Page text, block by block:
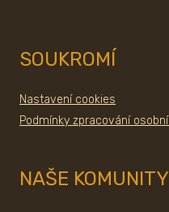
SOUKROMÍ
Nastavení cookies
Podmínky zpracování
NAŠE KOMUNITY